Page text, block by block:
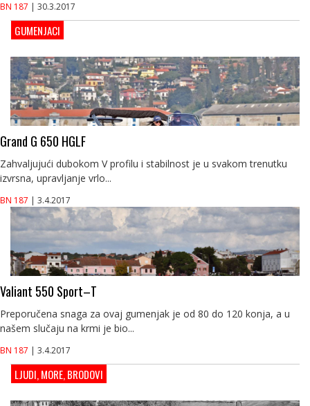
BN 187 | 30.3.2017
GUMENJACI
Grand G 650 HGLF
Zahvaljujući dubokom V profilu i stabilnost je u svakom trenutku
izvrsna, upravljanje vrlo...
BN 187 | 3.4.2017
Valiant 550 Sport–T
Preporučena snaga za ovaj gumenjak je od 80 do 120 konja, a u
našem slučaju na krmi je bio...
BN 187 | 3.4.2017
LJUDI, MORE, BRODOVI